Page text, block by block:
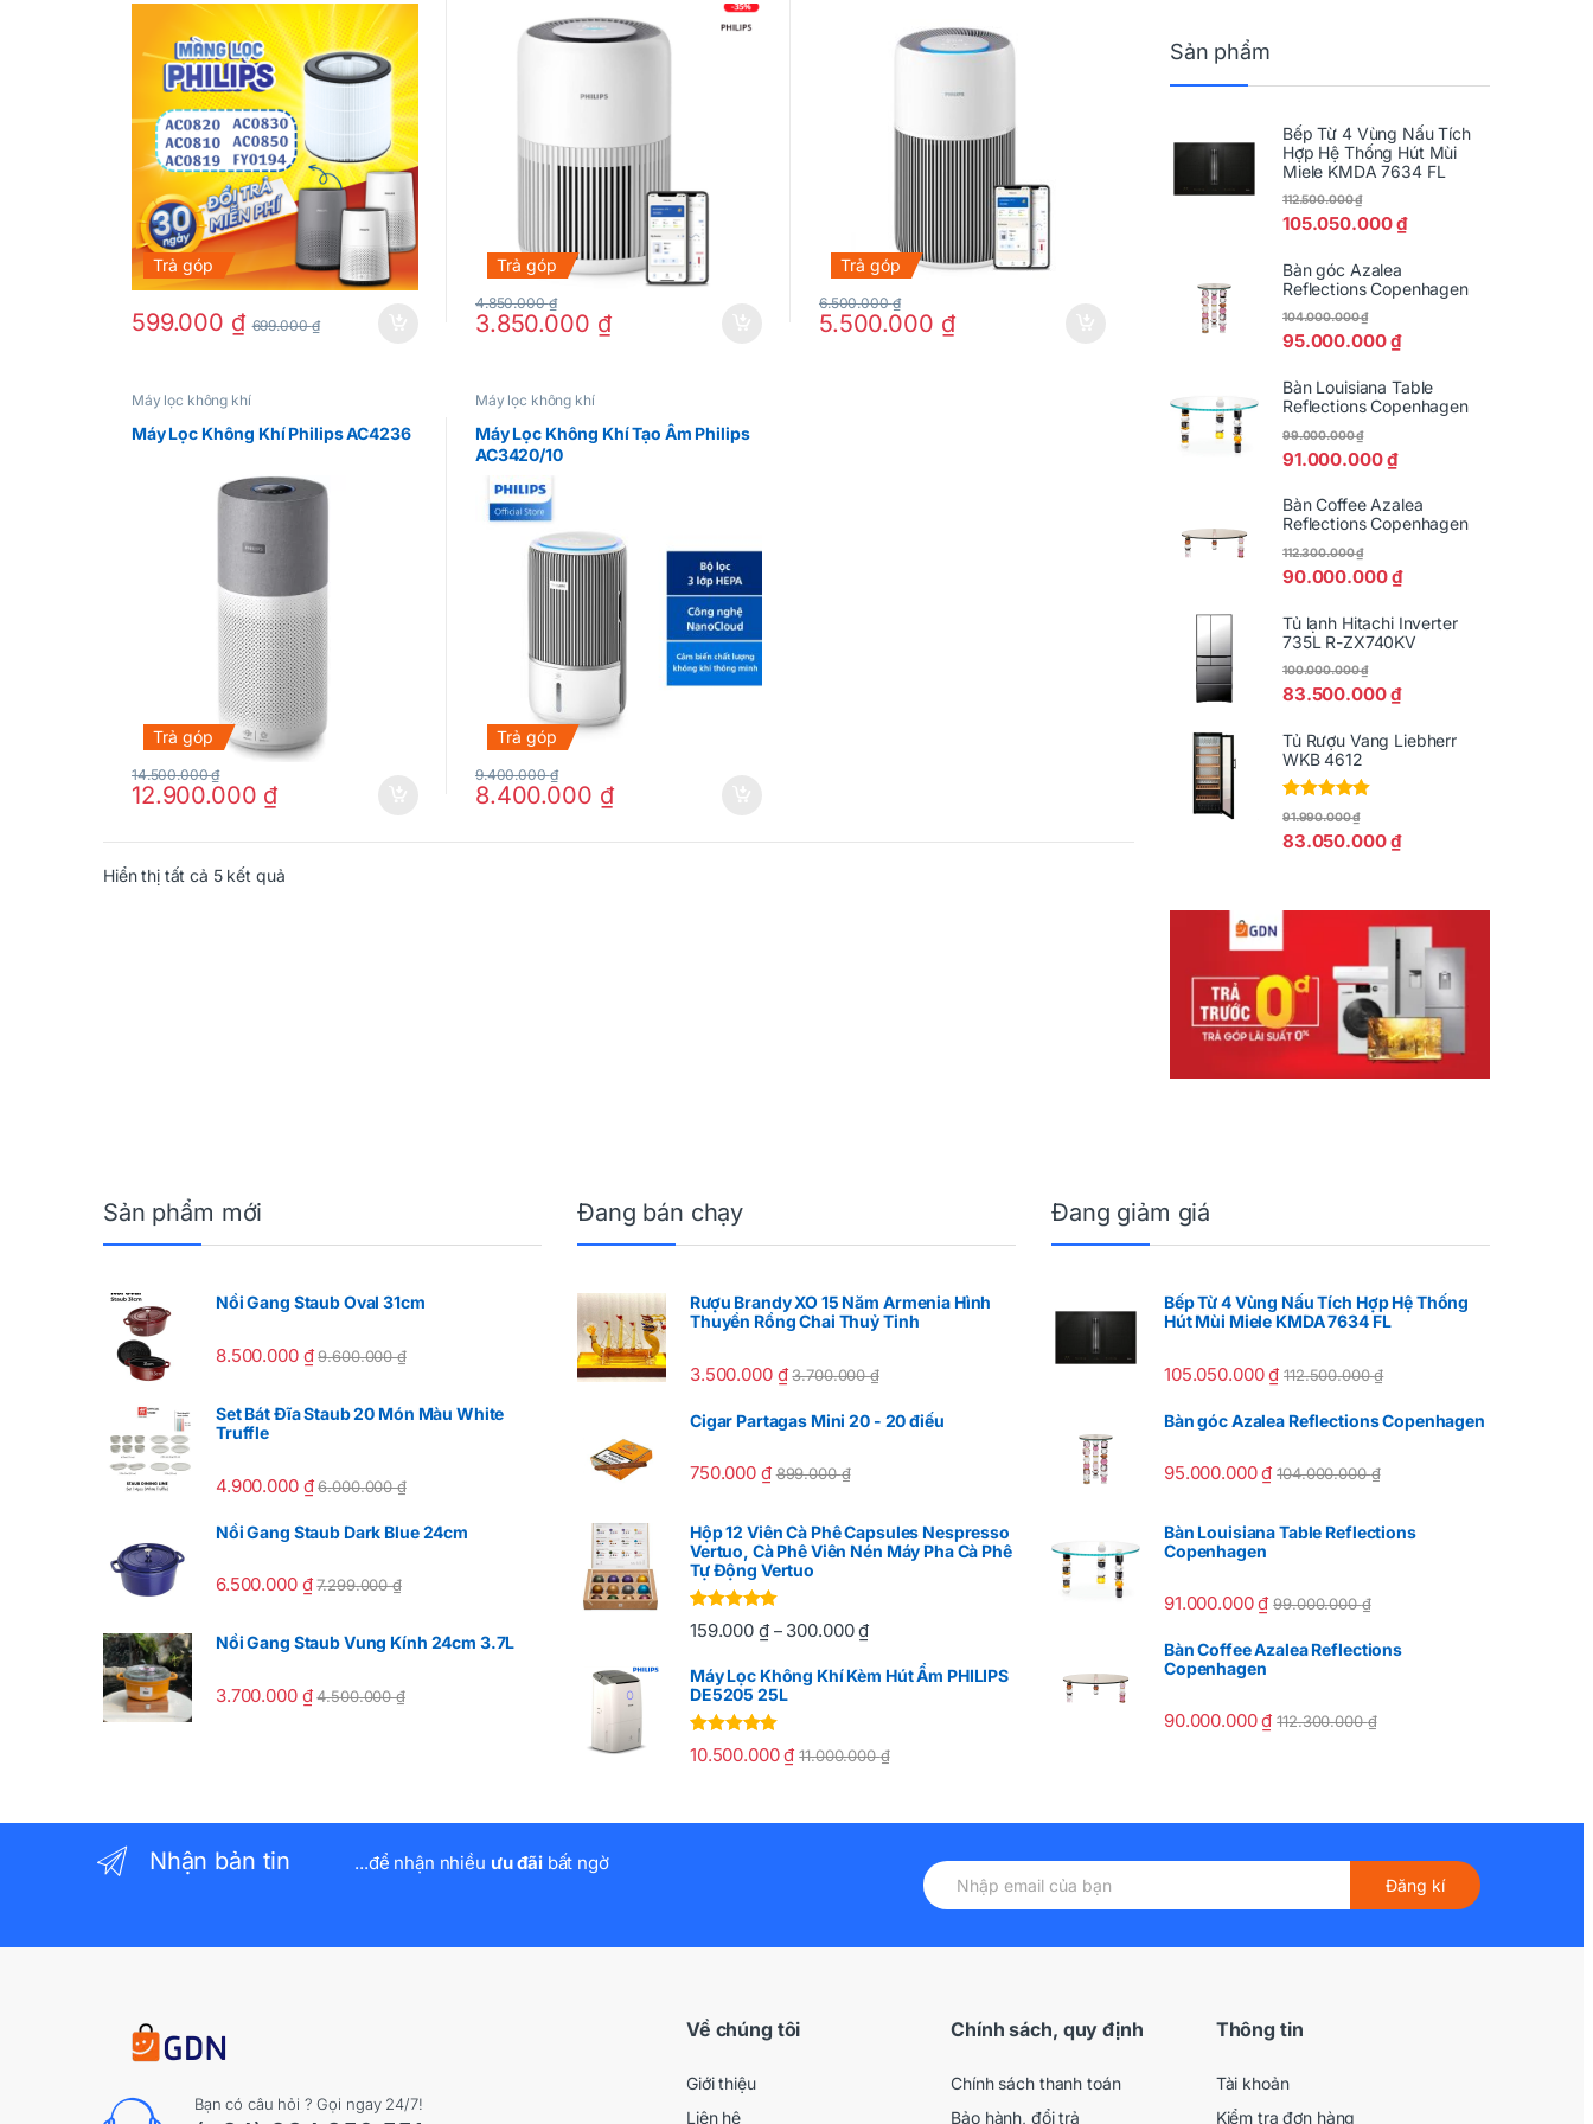
model FY0194
Trả góp
599.000 ₫ 699.000₫
Trả góp
3.850.000 ₫
4.850.000₫
Trả góp
5.500.000 ₫
6.500.000₫
Máy lọc không khí
Máy Lọc Không Khí Philips AC4236
Trả góp
12.900.000 ₫
14.500.000₫
Máy lọc không khí
Máy Lọc Không Khí Tạo Ẩm Philips
AC3420/10
Trả góp
8.400.000 ₫
9.400.000₫
Hiển thị tất cả 5 kết quả
Sản phẩm
Bếp Từ 4 Vùng Nấu Tích
Hợp Hệ Thống Hút Mùi
Miele KMDA 7634 FL
105.050.000₫
112.500.000₫
Bàn góc Azalea
Reflections Copenhagen
95.000.000₫
104.000.000₫
Bàn Louisiana Table
Reflections Copenhagen
91.000.000₫
99.000.000₫
Bàn Coffee Azalea
Reflections Copenhagen
90.000.000₫
112.300.000₫
Tủ lạnh Hitachi Inverter
735L R-ZX740KV
83.500.000₫
100.000.000₫
Tủ Rượu Vang Liebherr
WKB 4612
Được xếp
5
sao
83.050.000₫
91.990.000₫
Sản phẩm mới
Nồi Gang Staub Oval 31cm
8.500.000 ₫ 9.600.000₫
Set Bát Đĩa Staub 20 Món Màu White
Truffle
4.900.000 ₫ 6.000.000₫
Nồi Gang Staub Dark Blue 24cm
6.500.000 ₫ 7.299.000₫
Nồi Gang Staub Vung Kính 24cm 3.7L
3.700.000 ₫ 4.500.000₫
Đang bán chạy
Rượu Brandy XO 15 Năm Armenia Hình
Thuyền Rồng Chai Thuỷ Tinh
3.500.000 ₫ 3.700.000₫
Cigar Partagas Mini 20 - 20 điếu
750.000 ₫ 899.000₫
Hộp 12 Viên Cà Phê Capsules Nespresso
Vertuo, Cà Phê Viên Nén Máy Pha Cà Phê
Tự Động Vertuo
Được xếp
hạng5.00 5
159.000 ₫– 300.000₫
Máy Lọc Không Khí Kèm Hút Ẩm PHILIPS
DE5205 25L
Được xếp
hạng5.005
10.500.000₫ 11.000.000₫
Đang giảm giá
Bếp Từ 4 Vùng Nấu Tích Hợp Hệ Thống
Hút Mùi Miele KMDA 7634 FL
105.050.000₫ 112.500.000₫
Bàn góc Azalea Reflections Copenhagen
95.000.000₫ 104.000.000₫
Bàn Louisiana Table Reflections
Copenhagen
91.000.000₫ 99.000.000₫
Bàn Coffee Azalea Reflections
Copenhagen
90.000.000₫ 112.300.000₫
Nhận bản tin ...để nhận nhiều ưu đãibất ngờ
Đăng kí
Bạn có câu hỏi ? Gọi ngay 24/7!
Về chúng tôi
Giới thiệu
Liên hệ
Chính sách, quy định
Chính sách thanh toán
Bảo hành, đổi trả
Thông tin
Tài khoản
Kiểm tra đơn hàng